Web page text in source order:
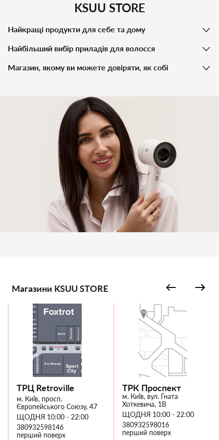
KSUU STORE
Найкращі продукти для себе та дому
Найбільший вибір приладів для волосся
Магазин, якому ви можете довіряти, як собі
Магазини KSUU STORE
ТРЦ Retroville
м. Київ, просп.
Європейського Союзу, 47
ЩОДНЯ 10:00 - 22:00
380932598146
перший поверх
ТРК Проспект
м. Київ, вул. Гната
Хоткевича, 1В
ЩОДНЯ 10:00 - 22:00
380932598016
перший поверх